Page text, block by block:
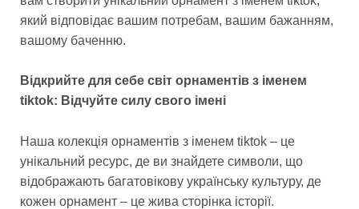
який відповідає вашим потребам, вашим бажанням,
вашому баченню.
Відкрийте для себе світ орнаментів з іменем
tiktok: Відчуйте силу свого імені
Наша колекція орнаментів з іменем tiktok – це
унікальний ресурс, де ви знайдете символи, що
відображають багатовікову українську культуру, де
кожен орнамент – це жива сторінка історії.